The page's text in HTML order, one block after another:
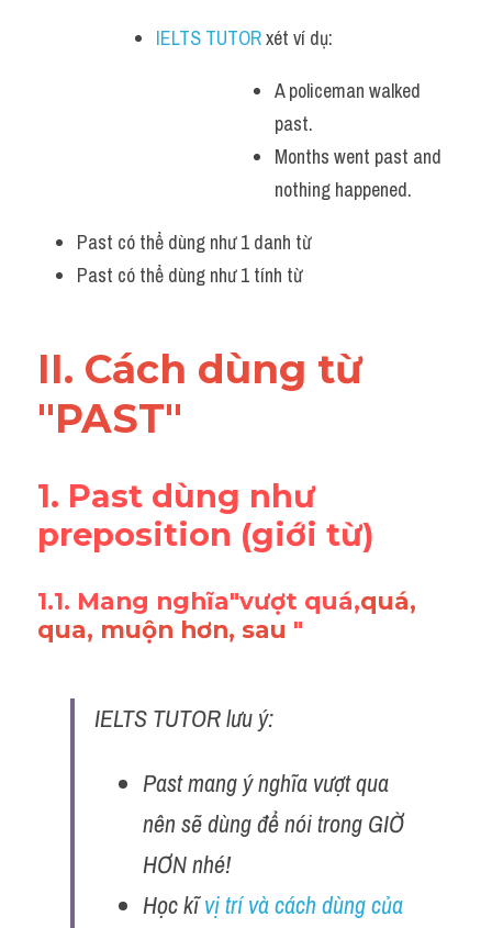
IELTS TUTOR xét ví dụ:
A policeman walked
past.
Months went past and
nothing happened.
Past có thể dùng như 1 danh từ
Past có thể dùng như 1 tính từ
II. Cách dùng từ
"PAST"
1. Past dùng như
preposition (giới từ)
1.1. Mang nghĩa"vượt quá,quá,
qua, muộn hơn, sau "
IELTS TUTOR lưu ý:
Past mang ý nghĩa vượt qua
nên sẽ dùng để nói trong GIỜ
HƠN nhé!
Học kĩ vị trí và cách dùng của